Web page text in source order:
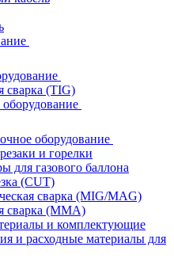
сварка (TIG)
оборудование
оборудование
и горелки
для газового баллона
(CUT)
сварка (MIG/MAG)
сварка (MMA)
и комплектующие
и расходные материалы для